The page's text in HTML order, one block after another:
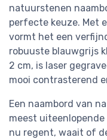
natuurstenen
perfecte keuze. Met
vormt het een
robuuste blauwgrijs
2 cm, is laser
mooi contrasterend
Een naambord van
meest
nu regent, waait of